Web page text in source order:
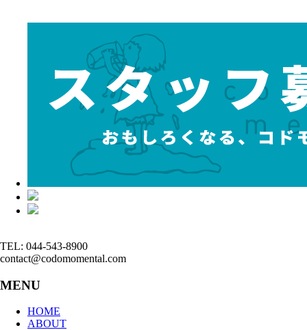
TEL: 044-543-8900
contact@codomomental.com
MENU
HOME
ABOUT